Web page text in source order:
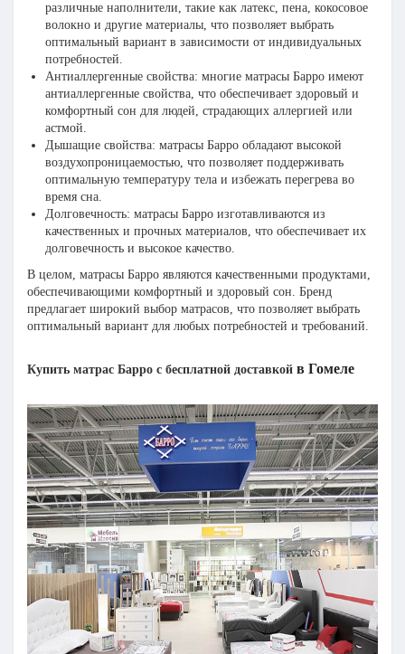
различные наполнители, такие как латекс, пена, кокосовое
волокно и другие материалы, что позволяет выбрать
оптимальный вариант в зависимости от индивидуальных
потребностей.
Антиаллергенные свойства: многие матрасы Барро имеют
антиаллергенные свойства, что обеспечивает здоровый и
комфортный сон для людей, страдающих аллергией или
астмой.
Дышащие свойства: матрасы Барро обладают высокой
воздухопроницаемостью, что позволяет поддерживать
оптимальную температуру тела и избежать перегрева во
время сна.
Долговечность: матрасы Барро изготавливаются из
качественных и прочных материалов, что обеспечивает их
долговечность и высокое качество.
В целом, матрасы Барро являются качественными продуктами,
обеспечивающими комфортный и здоровый сон. Бренд
предлагает широкий выбор матрасов, что позволяет выбрать
оптимальный вариант для любых потребностей и требований.
​Купить матрас Барро с бесплатной доставкой в Гомеле